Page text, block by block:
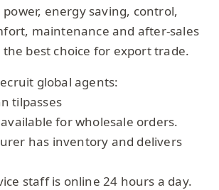
energy saving, control,
maintenance and after-sales
the best choice for export trade.
global agents:
tilpasses
for wholesale orders.
has inventory and delivers
staff is online 24 hours a day.